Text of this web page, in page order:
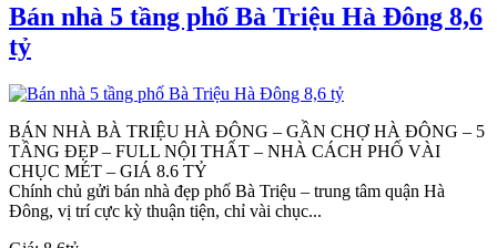
Bán nhà 5 tầng phố Bà Triệu Hà Đông 8,6
tỷ
BÁN NHÀ BÀ TRIỆU HÀ ĐÔNG – GẦN CHỢ HÀ ĐÔNG – 5
TẦNG ĐẸP – FULL NỘI THẤT – NHÀ CÁCH PHỐ VÀI
CHỤC MÉT – GIÁ 8.6 TỶ
Chính chủ gửi bán nhà đẹp phố Bà Triệu – trung tâm quận Hà
Đông, vị trí cực kỳ thuận tiện, chỉ vài chục...